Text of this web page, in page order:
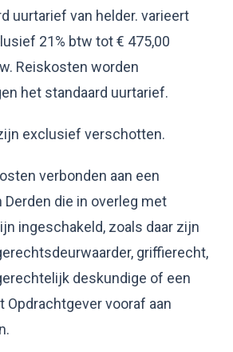
uurtarief van helder. varieert
21% btw tot € 475,00
Reiskosten worden
het standaard uurtarief.
exclusief verschotten.
verbonden aan een
die in overleg met
ingeschakeld, zoals daar zijn
griffierecht,
deskundige of een
Opdrachtgever vooraf aan